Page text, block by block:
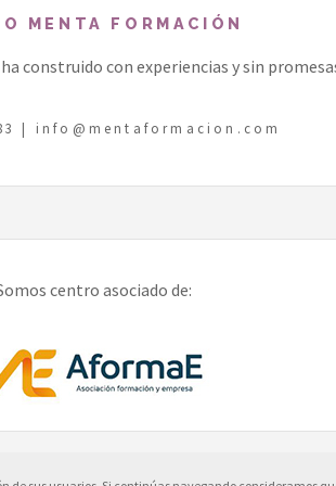
MENTA FORMACIÓN
construido con experiencias y sin
| info@mentaformacion.com
centro asociado de: